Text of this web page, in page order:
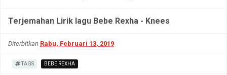
Terjemahan Lirik lagu Bebe Rexha - Knees
Diterbitkan Rabu, Februari 13, 2019
TAGS BEBE REXHA